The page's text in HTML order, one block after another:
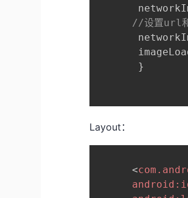
//设置url
}
Layout：
<
android: